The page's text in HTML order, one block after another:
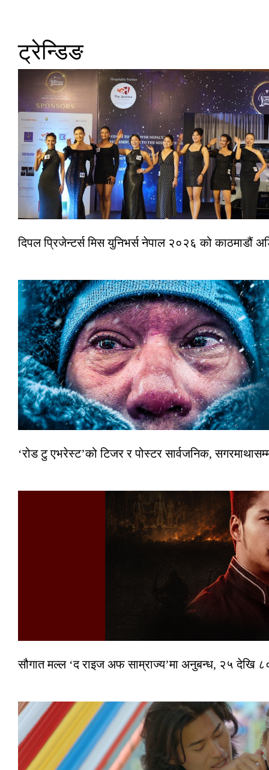
ट्रेन्डिङ
दिपल प्रिजेन्टर्स मिस युनिभर्स नेपाल २०२६ को काठमाडौं
‘रोड टु एभरेस्ट’को टिजर र पोस्टर सार्वजनिक,
सौगात मल्ल ‘द राइज अफ साम्राज्य’मा अनुबन्ध, २५ देखि